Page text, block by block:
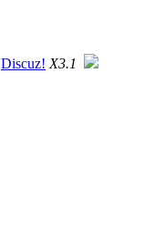
Discuz! X3.1